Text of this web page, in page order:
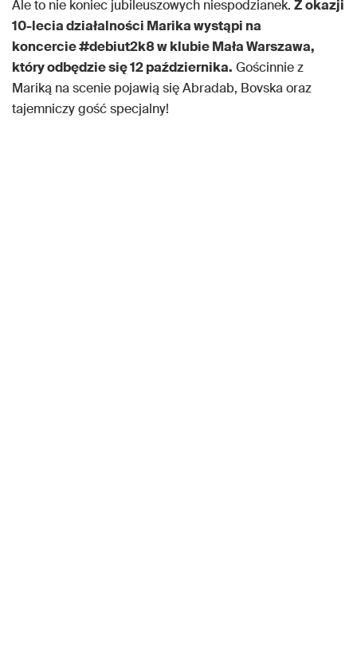
Ale to nie koniec jubileuszowych niespodzianek. Z okazji
10-lecia działalności Marika wystąpi na
koncercie #debiut2k8 w klubie Mała Warszawa,
który odbędzie się 12 października. Gościnnie z
Mariką na scenie pojawią się Abradab, Bovska oraz
tajemniczy gość specjalny!